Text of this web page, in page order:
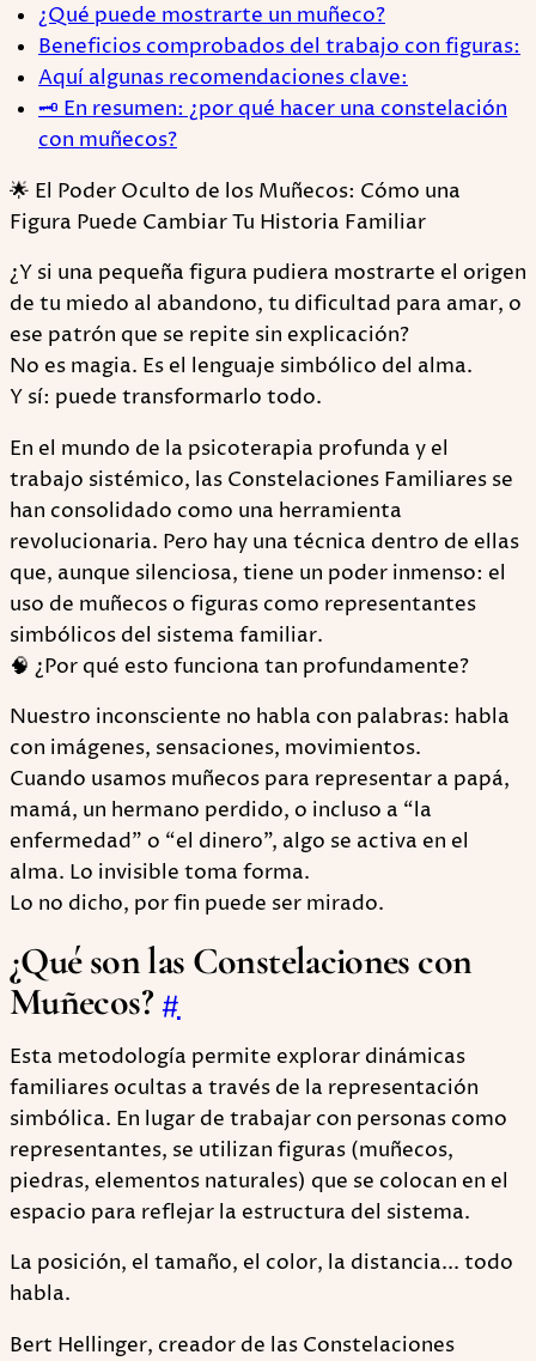
¿Qué puede mostrarte un muñeco?
Beneficios comprobados del trabajo con figuras:
Aquí algunas recomendaciones clave:
🗝 En resumen: ¿por qué hacer una constelación
con muñecos?
🌟 El Poder Oculto de los Muñecos: Cómo una
Figura Puede Cambiar Tu Historia Familiar
¿Y si una pequeña figura pudiera mostrarte el origen
de tu miedo al abandono, tu dificultad para amar, o
ese patrón que se repite sin explicación?
No es magia. Es el lenguaje simbólico del alma.
Y sí: puede transformarlo todo.
En el mundo de la psicoterapia profunda y el
trabajo sistémico, las Constelaciones Familiares se
han consolidado como una herramienta
revolucionaria. Pero hay una técnica dentro de ellas
que, aunque silenciosa, tiene un poder inmenso: el
uso de muñecos o figuras como representantes
simbólicos del sistema familiar.
🧠 ¿Por qué esto funciona tan profundamente?
Nuestro inconsciente no habla con palabras: habla
con imágenes, sensaciones, movimientos.
Cuando usamos muñecos para representar a papá,
mamá, un hermano perdido, o incluso a “la
enfermedad” o “el dinero”, algo se activa en el
alma. Lo invisible toma forma.
Lo no dicho, por fin puede ser mirado.
¿Qué son las Constelaciones con
Muñecos?#
Esta metodología permite explorar dinámicas
familiares ocultas a través de la representación
simbólica. En lugar de trabajar con personas como
representantes, se utilizan figuras (muñecos,
piedras, elementos naturales) que se colocan en el
espacio para reflejar la estructura del sistema.
La posición, el tamaño, el color, la distancia... todo
habla.
Bert Hellinger, creador de las Constelaciones